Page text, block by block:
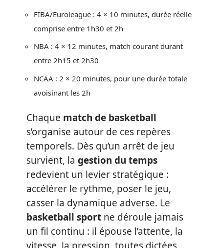
FIBA/Euroleague : 4 × 10 minutes, durée réelle
comprise entre 1h30 et 2h
NBA : 4 × 12 minutes, match courant durant
entre 2h15 et 2h30
NCAA : 2 × 20 minutes, pour une durée totale
avoisinant les 2h
Chaque match de basketball
s’organise autour de ces repères
temporels. Dès qu’un arrêt de jeu
survient, la gestion du temps
redevient un levier stratégique :
accélérer le rythme, poser le jeu,
casser la dynamique adverse. Le
basketball sport ne déroule jamais
un fil continu : il épouse l’attente, la